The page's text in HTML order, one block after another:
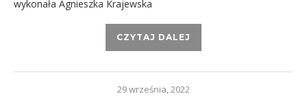
wykonała Agnieszka Krajewska
CZYTAJ DALEJ
29 września, 2022